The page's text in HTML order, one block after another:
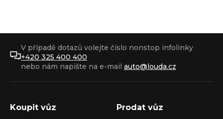
V případě dotazů volejte číslo nonstop infolinky
+420 325 400 400
nebo nám napište na e-mail auto@louda.cz
Koupit vůz Prodat vůz